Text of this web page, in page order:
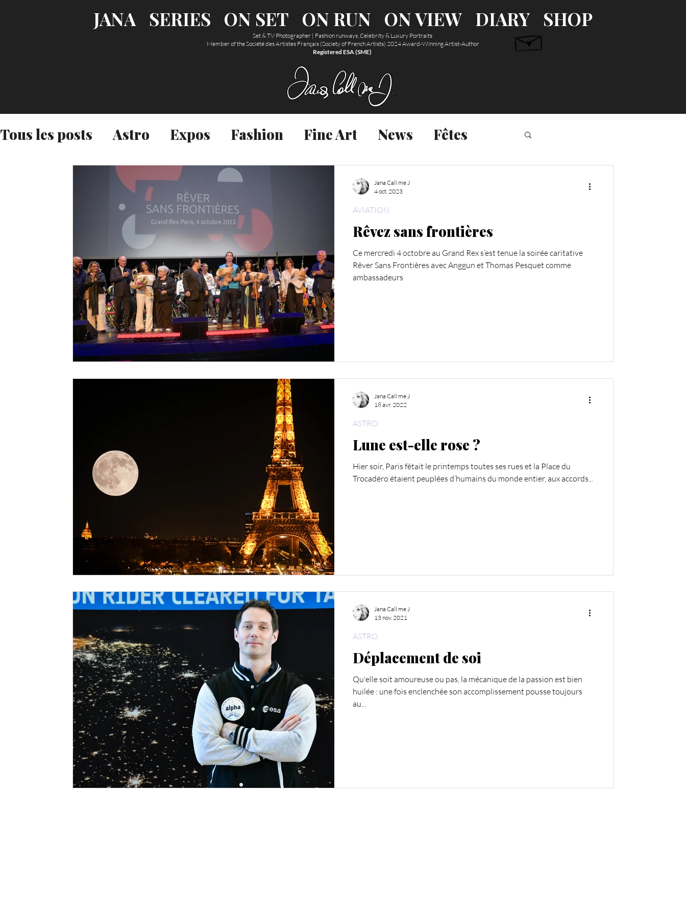
JANA SERIES ON SET ON RUN ON VIEW DIARY SHOP
Set & TV Photographer | Fashion runways, Celebrity & Luxury Portraits
Member of the Société des Artistes Français (Society of French Artists) 2024 Award-Winning Artist-Author
Registered ESA (SME)
leur auteure, Jana Call me J, et ne sont
pas libres de droit et sont régies au droit
français et au Code de la Propriété Intellectuelle. Reproduction de tout texte et image
votre boîte email :)
Tous les posts Astro Expos Fashion Fine Art News Fêtes
Nature Voyages Aviation Food
Rêvez sans frontières
Ce mercredi 4 octobre au Grand Rex s’est tenue la soirée caritative
Rêver Sans Frontières avec Anggun et Thomas Pesquet comme
ambassadeurs
AVIATION
Jana Call me J
4 oct. 2023
Lune est-elle rose ?
Hier soir, Paris fêtait le printemps toutes ses rues et la Place du
Trocadéro étaient peuplées d’humains du monde entier, aux accords...
ASTRO
Jana Call me J
18 avr. 2022
Déplacement de soi
Qu'elle soit amoureuse ou pas, la mécanique de la passion est bien
huilée : une fois enclenchée son accomplissement pousse toujours
au...
ASTRO
Jana Call me J
13 nov. 2021